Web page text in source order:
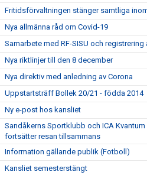
Fritidsförvaltningen stänger samtliga
Nya allmänna råd om Covid-19
Samarbete med RF-SISU och registrering
Nya riktlinjer till den 8 december
Nya direktiv med anledning av Corona
Uppstartsträff Bollek 20/21 - födda 2014
Ny e-post hos kansliet
Sandåkerns Sportklubb och ICA
fortsätter resan tillsammans
Information gällande publik (Fotboll)
Kansliet semesterstängt